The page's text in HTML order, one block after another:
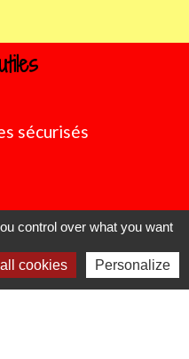
sécurisés
control over what you want
cookies Personalize